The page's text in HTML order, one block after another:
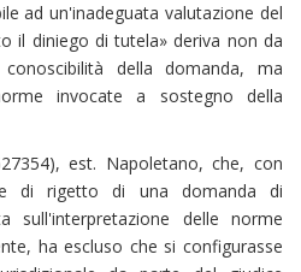
ad un'inadeguata valutazione del
il diniego di tutela» deriva non da
della domanda, ma
invocate a sostegno della
est. Napoletano, che, con
di rigetto di una domanda di
sull'interpretazione delle norme
ha escluso che si configurasse